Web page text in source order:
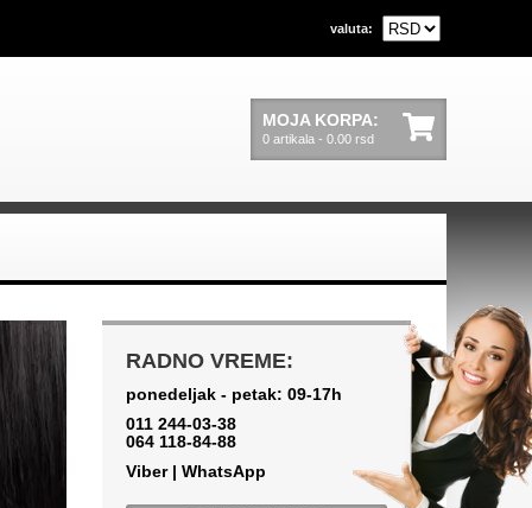
valuta:
MOJA KORPA:
0 artikala - 0.00 rsd
RADNO VREME:
ponedeljak - petak: 09-17h
011 244-03-38
064 118-84-88
Viber | WhatsApp